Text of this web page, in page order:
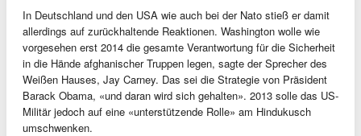
In Deutschland und den USA wie auch bei der Nato stieß er damit
allerdings auf zurückhaltende Reaktionen. Washington wolle wie
vorgesehen erst 2014 die gesamte Verantwortung für die Sicherheit
in die Hände afghanischer Truppen legen, sagte der Sprecher des
Weißen Hauses, Jay Carney. Das sei die Strategie von Präsident
Barack Obama, «und daran wird sich gehalten». 2013 solle das US-
Militär jedoch auf eine «unterstützende Rolle» am Hindukusch
umschwenken.